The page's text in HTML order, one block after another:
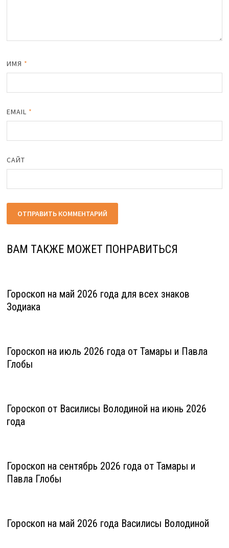
ИМЯ *
EMAIL *
САЙТ
ВАМ ТАКЖЕ МОЖЕТ ПОНРАВИТЬСЯ
Гороскоп на май 2026 года для всех знаков
Зодиака
Гороскоп на июль 2026 года от Тамары и Павла
Глобы
Гороскоп от Василисы Володиной на июнь 2026
года
Гороскоп на сентябрь 2026 года от Тамары и
Павла Глобы
Гороскоп на май 2026 года Василисы Володиной